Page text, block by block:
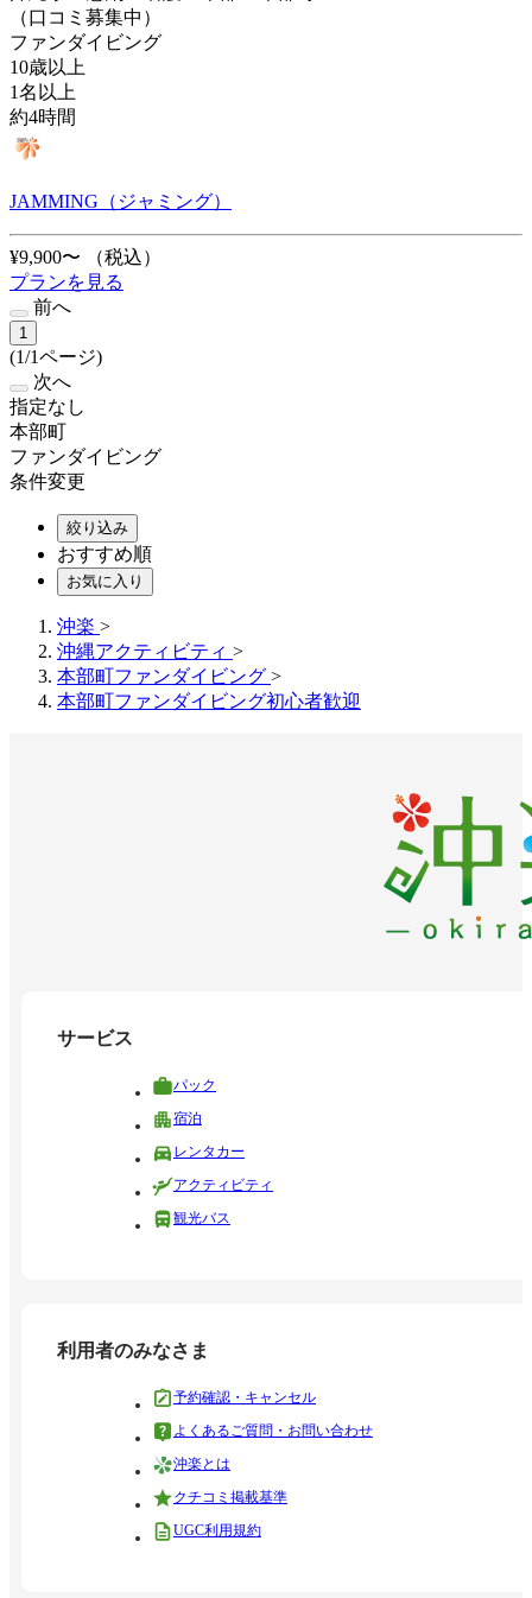
（口コミ募集中）
ファンダイビング
10歳以上
1名以上
約4時間
JAMMING（ジャミング）
¥9,900〜
（税込）
プランを見る
前へ
1
(1/1ページ)
次へ
指定なし
本部町
ファンダイビング
条件変更
絞り込み
おすすめ順
お気に入り
沖楽 >
沖縄アクティビティ >
本部町ファンダイビング >
本部町ファンダイビング初心者歓迎
サービス
パック
宿泊
レンタカー
アクティビティ
観光バス
利用者のみなさま
予約確認・キャンセル
よくあるご質問・お問い合わせ
沖楽とは
クチコミ掲載基準
UGC利用規約